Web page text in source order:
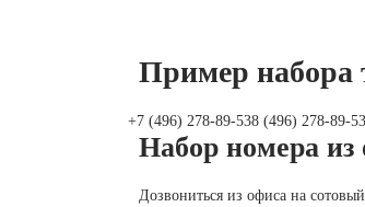
Пример набора
+7 (496) 278-89-538 (496) 278-89-53
Набор номера из
Дозвониться из офиса на